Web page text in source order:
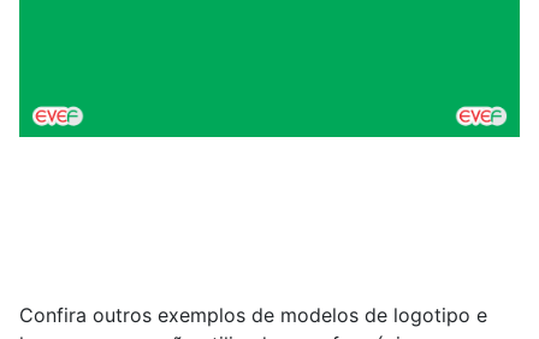
Confira outros exemplos de modelos de logotipo e